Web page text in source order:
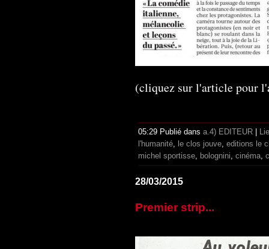
(cliquez sur l'article pour
05:29 Publié dans a.4) EDITEUR
l'humanité
le clos jouve editions le
michel sportisse
bolognini cinéma
28/03/2015
Premier strip...